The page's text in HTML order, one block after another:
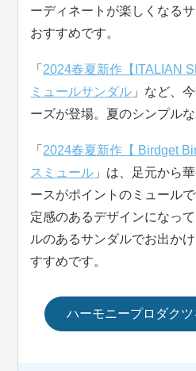
ーディネートが楽しくなる
おすすめです。
「 2024春夏新作【ITALIAN
ミュールサンダル 」など、
ーズが登場。夏のシンプル
「 2024春夏新作【 Birdget
スミュール 」は、足元から
ースがポイントのミュール
定感のあるデザインになっ
ルのあるサンダルでお出か
すすめです。
ハーモニープロダク